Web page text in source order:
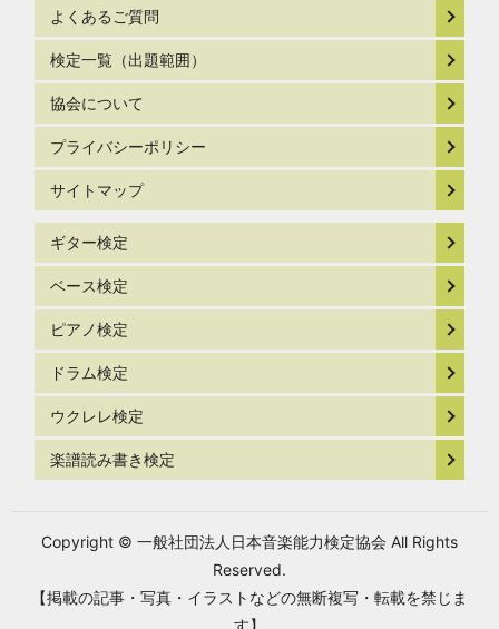
よくあるご質問
検定一覧（出題範囲）
協会について
プライバシーポリシー
サイトマップ
ギター検定
ベース検定
ピアノ検定
ドラム検定
ウクレレ検定
楽譜読み書き検定
Copyright © 一般社団法人日本音楽能力検定協会 All Rights
Reserved.
【掲載の記事・写真・イラストなどの無断複写・転載を禁じま